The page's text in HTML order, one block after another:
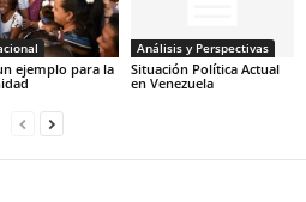
ejemplo para la
Análisis y Perspectivas
Situación Política Actual
en Venezuela